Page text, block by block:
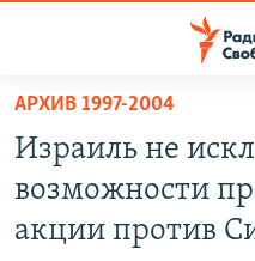
упрощенного
доступа
основному
ПОДКАСТЫ
АВТОРСКИЕ ПРОЕКТЫ
АРХИВ 1997-2004
Израиль не
возможности
акции против